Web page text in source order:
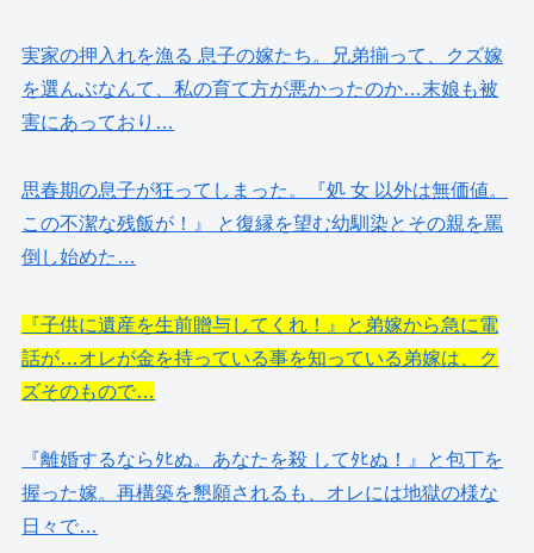
実家の押入れを漁る 息子の嫁たち。兄弟揃って、クズ嫁
を選んぶなんて、私の育て方が悪かったのか…末娘も被
害にあっており…
思春期の息子が狂ってしまった。『処 女 以外は無価値。
この不潔な残飯が！』 と復縁を望む幼馴染とその親を罵
倒し始めた…
『子供に遺産を生前贈与してくれ！』と弟嫁から急に電
話が…オレが金を持っている事を知っている弟嫁は、ク
ズそのもので…
『離婚するならﾀﾋぬ。あなたを殺 してﾀﾋぬ！』と包丁を
握った嫁。再構築を懇願されるも、オレには地獄の様な
日々で…